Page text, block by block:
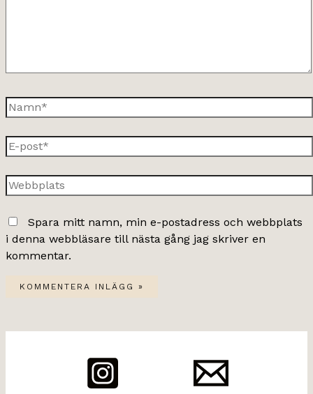
Namn*
E-
post*
Webbplats
Spara mitt namn, min e-postadress och webbplats
i denna webbläsare till nästa gång jag skriver en
kommentar.